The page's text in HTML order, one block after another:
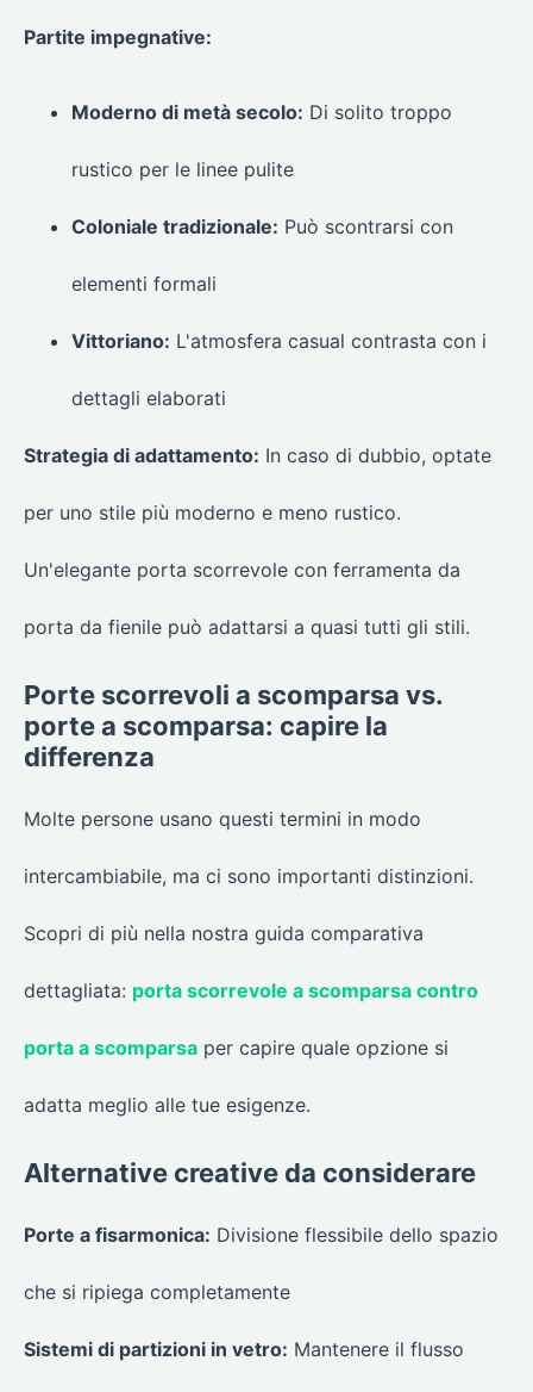
Partite impegnative:
Moderno di metà secolo: Di solito troppo
rustico per le linee pulite
Coloniale tradizionale: Può scontrarsi con
elementi formali
Vittoriano: L'atmosfera casual contrasta con i
dettagli elaborati
Strategia di adattamento: In caso di dubbio, optate
per uno stile più moderno e meno rustico.
Un'elegante porta scorrevole con ferramenta da
porta da fienile può adattarsi a quasi tutti gli stili.
Porte scorrevoli a scomparsa vs.
porte a scomparsa: capire la
differenza
Molte persone usano questi termini in modo
intercambiabile, ma ci sono importanti distinzioni.
Scopri di più nella nostra guida comparativa
dettagliata: porta scorrevole a scomparsa contro
porta a scomparsa per capire quale opzione si
adatta meglio alle tue esigenze.
Alternative creative da considerare
Porte a fisarmonica: Divisione flessibile dello spazio
che si ripiega completamente
Sistemi di partizioni in vetro: Mantenere il flusso